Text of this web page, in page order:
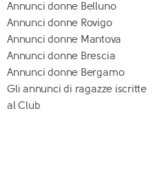
Annunci donne Belluno
Annunci donne Rovigo
Annunci donne Mantova
Annunci donne Brescia
Annunci donne Bergamo
Gli annunci di ragazze iscritte
al Club